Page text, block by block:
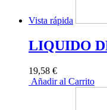
Vista rápida
LIQUIDO
19,58 €
Añadir al Carrito